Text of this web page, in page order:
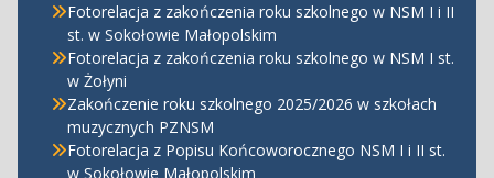
Fotorelacja z zakończenia roku szkolnego w NSM I i II
st. w Sokołowie Małopolskim
Fotorelacja z zakończenia roku szkolnego w NSM I st.
w Żołyni
Zakończenie roku szkolnego 2025/2026 w szkołach
muzycznych PZNSM
Fotorelacja z Popisu Końcoworocznego NSM I i II st.
w Sokołowie Małopolskim